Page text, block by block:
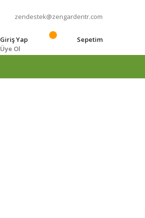
zendestek@zengardentr.com
Giriş Yap
Üye Ol
Sepetim